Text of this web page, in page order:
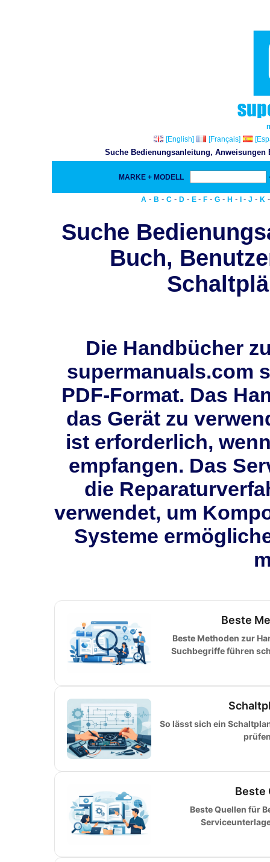
[English]
[Français]
Suche Bedienungsanleitung,
MARKE + MODELL
A - B - C - D - E - F - G - H - - J - K
Suche
Buch,
Die Handbücher
supermanuals.com
PDF-Format. Das
das Gerät zu
ist erforderlich,
empfangen. Das
die
verwendet, um
Systeme
Beste
Beste Methoden zur
Suchbegriffe führen
So lässt sich ein
Beste
Beste Quellen für